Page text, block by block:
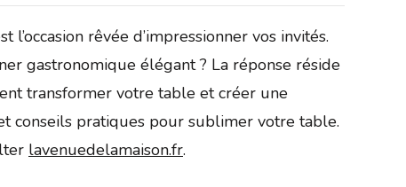
rêvée d’impressionner vos invités.
gastronomique élégant ? La réponse réside
transformer votre table et créer une
conseils pratiques pour sublimer votre table.
lavenuedelamaison.fr.